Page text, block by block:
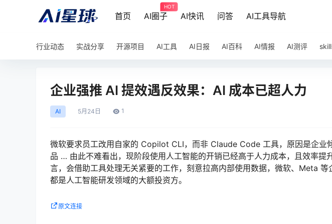
首页 AI圈子
HOT
AI快讯 问答 AI工具导航
行业动态 实战分享 开源项目 AI工具 AI日报 AI百科 AI情报 AI测评
企业强推 AI 提效遇反效果：AI 成本已超人力
AI 5月 24日 1
微软要求员工改用自家的 Copilot CLI，而非 Claude Code 工具，原因是企业
品 … 由此不难看出，现阶段使用人工智能的开销已经高于人力成本，且效率
言，会借助工具处理无关紧要的工作，刻意拉高内部使用数据，微软、Meta
都是人工智能研发领域的大额投资方。
原文连接